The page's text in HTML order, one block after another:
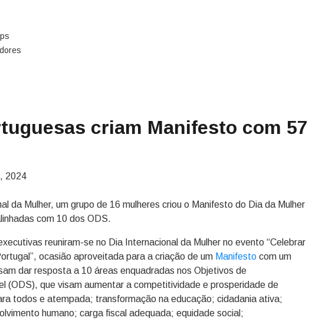
criam Manifesto com 57
2024
da Mulher, um grupo de 16 mulheres criou o Manifesto do Dia da Mulher
com 10 dos ODS.
reuniram-se no Dia Internacional da Mulher no evento “Celebrar
ocasião aproveitada para a criação de um Manifesto com um
dar resposta a 10 áreas enquadradas nos Objetivos de
(ODS), que visam aumentar a competitividade e prosperidade de
todos e atempada; transformação na educação; cidadania ativa;
humano; carga fiscal adequada; equidade social;